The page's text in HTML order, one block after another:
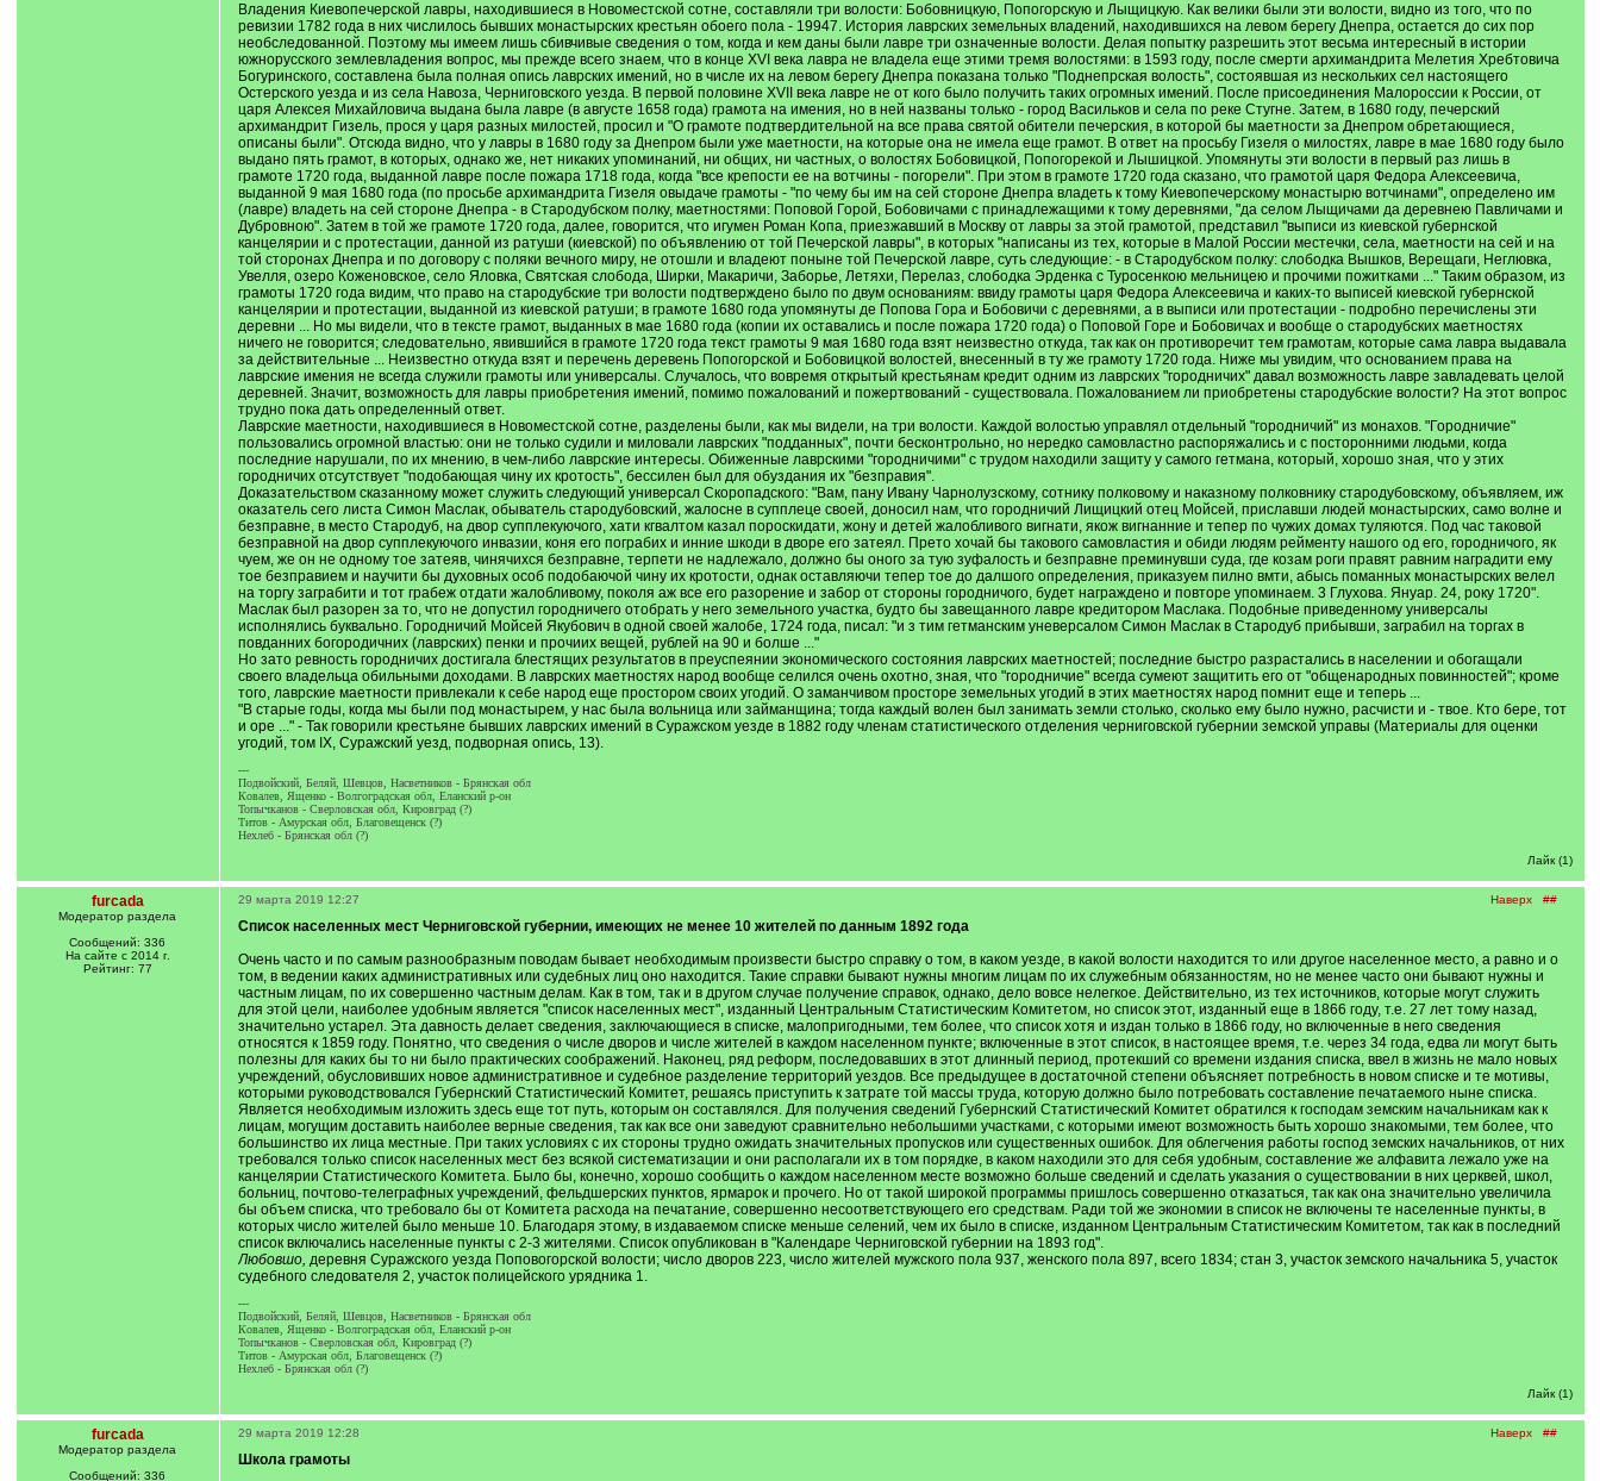
Владения Киевопечерской лавры, находившиеся в Новоместской сотне, составляли три волости: Бобовницкую, Попогорскую и Лыщицкую. Как велики были эти волости, видно из того, что по
ревизии 1782 года в них числилось бывших монастырских крестьян обоего пола - 19947. История лаврских земельных владений, находившихся на левом берегу Днепра, остается до сих пор
необследованной. Поэтому мы имеем лишь сбивчивые сведения о том, когда и кем даны были лавре три означенные волости. Делая попытку разрешить этот весьма интересный в истории
южнорусского землевладения вопрос, мы прежде всего знаем, что в конце ХVI века лавра не владела еще этими тремя волостями: в 1593 году, после смерти архимандрита Мелетия Хребтовича
Богуринского, составлена была полная опись лаврских имений, но в числе их на левом берегу Днепра показана только "Поднепрская волость", состоявшая из нескольких сел настоящего
Остерского уезда и из села Навоза, Черниговского уезда. В первой половине ХVII века лавре не от кого было получить таких огромных имений. После присоединения Малороссии к России, от
царя Алексея Михайловича выдана была лавре (в августе 1658 года) грамота на имения, но в ней названы только - город Васильков и села по реке Стугне. Затем, в 1680 году, печерский
архимандрит Гизель, прося у царя разных милостей, просил и "О грамоте подтвердительной на все права святой обители печерския, в которой бы маетности за Днепром обретающиеся,
описаны были". Отсюда видно, что у лавры в 1680 году за Днепром были уже маетности, на которые она не имела еще грамот. В ответ на просьбу Гизеля о милостях, лавре в мае 1680 году было
выдано пять грамот, в которых, однако же, нет никаких упоминаний, ни общих, ни частных, о волостях Бобовицкой, Попогорекой и Лышицкой. Упомянуты эти волости в первый раз лишь в
грамоте 1720 года, выданной лавре после пожара 1718 года, когда "все крепости ее на вотчины - погорели". При этом в грамоте 1720 года сказано, что грамотой царя Федора Алексеевича,
выданной 9 мая 1680 года (по просьбе архимандрита Гизеля овыдаче грамоты - "по чему бы им на сей стороне Днепра владеть к тому Киевопечерскому монастырю вотчинами", определено им
(лавре) владеть на сей стороне Днепра - в Стародубском полку, маетностями: Поповой Горой, Бобовичами с принадлежащими к тому деревнями, "да селом Лыщичами да деревнею Павличами и
Дубровною". Затем в той же грамоте 1720 года, далее, говорится, что игумен Роман Копа, приезжавший в Москву от лавры за этой грамотой, представил "выписи из киевской губернской
канцелярии и с протестации, данной из ратуши (киевской) по объявлению от той Печерской лавры", в которых "написаны из тех, которые в Малой России местечки, села, маетности на сей и на
той сторонах Днепра и по договору с поляки вечного миру, не отошли и владеют поныне той Печерской лавре, суть следующие: - в Стародубском полку: слободка Вышков, Верещаги, Неглювка,
Увелля, озеро Коженовское, село Яловка, Святская слобода, Ширки, Макаричи, Заборье, Летяхи, Перелаз, слободка Эрденка с Туросенкою мельницею и прочими пожитками ..." Таким образом, из
грамоты 1720 года видим, что право на стародубские три волости подтверждено было по двум основаниям: ввиду грамоты царя Федора Алексеевича и каких-то выписей киевской губернской
канцелярии и протестации, выданной из киевской ратуши; в грамоте 1680 года упомянуты де Попова Гора и Бобовичи с деревнями, а в выписи или протестации - подробно перечислены эти
деревни ... Но мы видели, что в тексте грамот, выданных в мае 1680 года (копии их оставались и после пожара 1720 года) о Поповой Горе и Бобовичах и вообще о стародубских маетностях
ничего не говорится; следовательно, явившийся в грамоте 1720 года текст грамоты 9 мая 1680 года взят неизвестно откуда, так как он противоречит тем грамотам, которые сама лавра выдавала
за действительные ... Неизвестно откуда взят и перечень деревень Попогорской и Бобовицкой волостей, внесенный в ту же грамоту 1720 года. Ниже мы увидим, что основанием права на
лаврские имения не всегда служили грамоты или универсалы. Случалось, что вовремя открытый крестьянам кредит одним из лаврских "городничих" давал возможность лавре завладевать целой
деревней. Значит, возможность для лавры приобретения имений, помимо пожалований и пожертвований - существовала. Пожалованием ли приобретены стародубские волости? На этот вопрос
трудно пока дать определенный ответ.
Лаврские маетности, находившиеся в Новоместской сотне, разделены были, как мы видели, на три волости. Каждой волостью управлял отдельный "городничий" из монахов. "Городничие"
пользовались огромной властью: они не только судили и миловали лаврских "подданных", почти бесконтрольно, но нередко самовластно распоряжались и с посторонними людьми, когда
последние нарушали, по их мнению, в чем-либо лаврские интересы. Обиженные лаврскими "городничими" с трудом находили защиту у самого гетмана, который, хорошо зная, что у этих
городничих отсутствует "подобающая чину их кротость", бессилен был для обуздания их "безправия".
Доказательством сказанному может служить следующий универсал Скоропадского: "Вам, пану Ивану Чарнолузскому, сотнику полковому и наказному полковнику стародубовскому, объявляем, иж
оказатель сего листа Симон Маслак, обыватель стародубовский, жалосне в супплеце своей, доносил нам, что городничий Лищицкий отец Мойсей, приславши людей монастырских, само волне и
безправне, в место Стародуб, на двор супплекуючого, хати кгвалтом казал пороскидати, жону и детей жалобливого вигнати, якож вигнанние и тепер по чужих домах туляются. Под час таковой
безправной на двор супплекуючого инвазии, коня его пограбих и инние шкоди в дворе его затеял. Прето хочай бы такового самовластия и обиди людям рейменту нашого од его, городничого, як
чуем, же он не одному тое затеяв, чинячихся безправне, терпети не надлежало, должно бы оного за тую зуфалость и безправне преминувши суда, где козам роги правят равним наградити ему
тое безправием и научити бы духовных особ подобаючой чину их кротости, однак оставляючи тепер тое до далшого определения, приказуем пилно вмти, абысь поманных монастырских велел
на торгу заграбити и тот грабеж отдати жалобливому, поколя аж все его разорение и забор от стороны городничого, будет награждено и повторе упоминаем. 3 Глухова. Януар. 24, року 1720".
Маслак был разорен за то, что не допустил городничего отобрать у него земельного участка, будто бы завещанного лавре кредитором Маслака. Подобные приведенному универсалы
исполнялись буквально. Городничий Мойсей Якубович в одной своей жалобе, 1724 года, писал: "и з тим гетманским уневерсалом Симон Маслак в Стародуб прибывши, заграбил на торгах в
повданних богородичних (лаврских) пенки и прочиих вещей, рублей на 90 и болше ..."
Но зато ревность городничих достигала блестящих результатов в преуспеянии экономического состояния лаврских маетностей; последние быстро разрастались в населении и обогащали
своего владельца обильными доходами. В лаврских маетностях народ вообще селился очень охотно, зная, что "городничие" всегда сумеют защитить его от "общенародных повинностей"; кроме
того, лаврские маетности привлекали к себе народ еще простором своих угодий. О заманчивом просторе земельных угодий в этих маетностях народ помнит еще и теперь ...
"В старые годы, когда мы были под монастырем, у нас была вольница или займанщина; тогда каждый волен был занимать земли столько, сколько ему было нужно, расчисти и - твое. Кто бере, тот
и оре ..." - Так говорили крестьяне бывших лаврских имений в Суражском уезде в 1882 году членам статистического отделения черниговской губернии земской управы (Материалы для оценки
угодий, том IX, Суражский уезд, подворная опись, 13).
---
Подвойский, Беляй, Шевцов, Насветников - Брянская обл
Ковалев, Ященко - Волгоградская обл, Еланский р-он
Топычканов - Сверловская обл, Кировград (?)
Титов - Амурская обл, Благовещенск (?)
Нехлеб - Брянская обл (?)
Лайк (1)
furcada
Модератор раздела
Сообщений: 336
На сайте с 2014 г.
Рейтинг: 77
Наверх ##
29 марта 2019 12:27
Список населенных мест Черниговской губернии, имеющих не менее 10 жителей по данным 1892 года
Очень часто и по самым разнообразным поводам бывает необходимым произвести быстро справку о том, в каком уезде, в какой волости находится то или другое населенное место, а равно и о
том, в ведении каких административных или судебных лиц оно находится. Такие справки бывают нужны многим лицам по их служебным обязанностям, но не менее часто они бывают нужны и
частным лицам, по их совершенно частным делам. Как в том, так и в другом случае получение справок, однако, дело вовсе нелегкое. Действительно, из тех источников, которые могут служить
для этой цели, наиболее удобным является "список населенных мест", изданный Центральным Статистическим Комитетом, но список этот, изданный еще в 1866 году, т.е. 27 лет тому назад,
значительно устарел. Эта давность делает сведения, заключающиеся в списке, малопригодными, тем более, что список хотя и издан только в 1866 году, но включенные в него сведения
относятся к 1859 году. Понятно, что сведения о числе дворов и числе жителей в каждом населенном пункте; включенные в этот список, в настоящее время, т.е. через 34 года, едва ли могут быть
полезны для каких бы то ни было практических соображений. Наконец, ряд реформ, последовавших в этот длинный период, протекший со времени издания списка, ввел в жизнь не мало новых
учреждений, обусловивших новое административное и судебное разделение территорий уездов. Все предыдущее в достаточной степени объясняет потребность в новом списке и те мотивы,
которыми руководствовался Губернский Статистический Комитет, решаясь приступить к затрате той массы труда, которую должно было потребовать составление печатаемого ныне списка.
Является необходимым изложить здесь еще тот путь, которым он составлялся. Для получения сведений Губернский Статистический Комитет обратился к господам земским начальникам как к
лицам, могущим доставить наиболее верные сведения, так как все они заведуют сравнительно небольшими участками, с которыми имеют возможность быть хорошо знакомыми, тем более, что
большинство их лица местные. При таких условиях с их стороны трудно ожидать значительных пропусков или существенных ошибок. Для облегчения работы господ земских начальников, от них
требовался только список населенных мест без всякой систематизации и они располагали их в том порядке, в каком находили это для себя удобным, составление же алфавита лежало уже на
канцелярии Статистического Комитета. Было бы, конечно, хорошо сообщить о каждом населенном месте возможно больше сведений и сделать указания о существовании в них церквей, школ,
больниц, почтово-телеграфных учреждений, фельдшерских пунктов, ярмарок и прочего. Но от такой широкой программы пришлось совершенно отказаться, так как она значительно увеличила
бы объем списка, что требовало бы от Комитета расхода на печатание, совершенно несоответствующего его средствам. Ради той же экономии в список не включены те населенные пункты, в
которых число жителей было меньше 10. Благодаря этому, в издаваемом списке меньше селений, чем их было в списке, изданном Центральным Статистическим Комитетом, так как в последний
список включались населенные пункты с 2-3 жителями. Список опубликован в "Календаре Черниговской губернии на 1893 год".
Любовшо, деревня Суражского уезда Поповогорской волости; число дворов 223, число жителей мужского пола 937, женского пола 897, всего 1834; стан 3, участок земского начальника 5, участок
судебного следователя 2, участок полицейского урядника 1.
---
Подвойский, Беляй, Шевцов, Насветников - Брянская обл
Ковалев, Ященко - Волгоградская обл, Еланский р-он
Топычканов - Сверловская обл, Кировград (?)
Титов - Амурская обл, Благовещенск (?)
Нехлеб - Брянская обл (?)
Лайк (1)
furcada
Модератор раздела
Сообщений: 336
Наверх ##
29 марта 2019 12:28
Школа грамоты